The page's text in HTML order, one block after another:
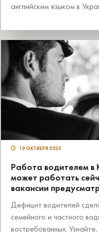
английским языком в
19 ОКТЯБРЯ 2025
Работа водителем в
может работать
вакансии
Дефицит водителей
семейного и частного
востребованных.